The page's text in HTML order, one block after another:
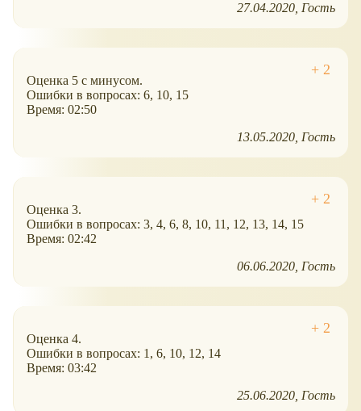
27.04.2020 Гость
Оценка 5 с минусом.
Ошибки в вопросах: 6, 10, 15
Время: 02:50
13.05.2020 Гость
Оценка 3.
Ошибки в вопросах: 3, 4, 6, 8, 10, 11, 12, 13, 14, 15
Время: 02:42
06.06.2020 Гость
Оценка 4.
Ошибки в вопросах: 1, 6, 10, 12, 14
Время: 03:42
25.06.2020 Гость